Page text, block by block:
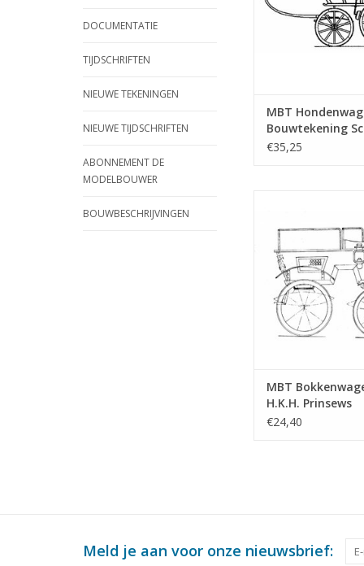
DOCUMENTATIE
TIJDSCHRIFTEN
NIEUWE TEKENINGEN
NIEUWE TIJDSCHRIFTEN
ABONNEMENT DE
MODELBOUWER
BOUWBESCHRIJVINGEN
MBT
Bouwtekening
8 (40.37.009)
€35,25
Bouwtekening
(40.37.012)
TOEVOEGEN AAN
MBT
H.K.H. Prinsews
Wilhelmina -
€24,40
Meld je aan voor onze nieuwsbrief: